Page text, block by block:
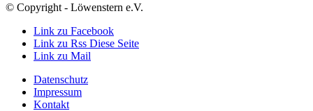
© Copyright - Löwenstern e.V.
Link zu Facebook
Link zu Rss Diese Seite
Link zu Mail
Datenschutz
Impressum
Kontakt